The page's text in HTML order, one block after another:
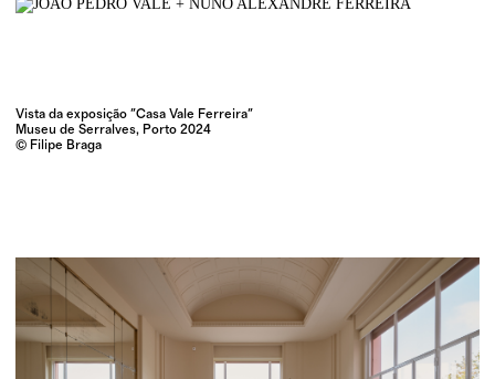
Vista da exposição "Casa Vale Ferreira"
Museu de Serralves, Porto 2024
© Filipe Braga